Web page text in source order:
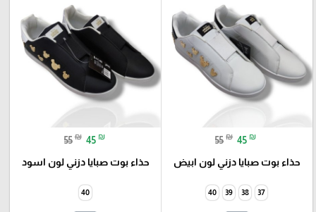
55 ₪ 45 ₪
حذاء بوت صبايا دزني لون ابيض
37
38
39
40
55 ₪ 45 ₪
حذاء بوت صبايا دزني لون اسود
40